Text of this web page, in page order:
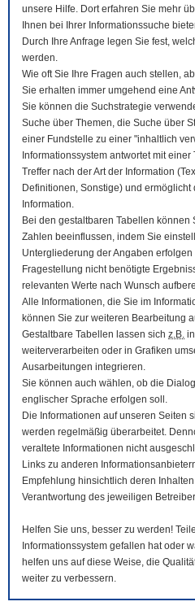
unsere Hilfe. Dort erfahren Sie mehr
Ihnen bei Ihrer Informationssuche
Durch Ihre Anfrage legen Sie fest,
werden.
Wie oft Sie Ihre Fragen auch stellen,
Sie erhalten immer umgehend eine
Sie können die Suchstrategie
Suche über Themen, die Suche über
einer Fundstelle zu einer "inhaltlich
Informationssystem antwortet mit
Treffer nach der Art der Information
Definitionen, Sonstige) und
Information.
Bei den gestaltbaren Tabellen
Zahlen beeinflussen, indem Sie
Untergliederung der Angaben
Fragestellung nicht benötigte
relevanten Werte nach Wunsch
Alle Informationen, die Sie im
können Sie zur weiteren Bearbeitung
Gestaltbare Tabellen lassen sich z.B.
weiterverarbeiten oder in Grafiken
Ausarbeitungen integrieren.
Sie können auch wählen, ob die
englischer Sprache erfolgen soll.
Die Informationen auf unseren Seiten
werden regelmäßig überarbeitet.
veraltete Informationen nicht
Links zu anderen
Empfehlung hinsichtlich deren Inhalten
Verantwortung des jeweiligen
Helfen Sie uns, besser zu werden!
Informationssystem gefallen hat oder
helfen uns auf diese Weise, die
weiter zu verbessern.